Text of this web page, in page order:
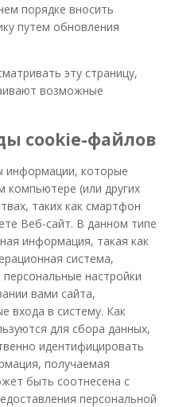
порядке вносить
путем обновления
эту страницу,
возможные
cookie-файлов
которые
компьютере (или других
таких как смартфон
Веб-сайт. В данном типе
информация, такая как
система,
настройки
вами сайта,
входа в систему. Как
для сбора данных,
идентифицировать
получаемая
быть соотнесена с
персональной